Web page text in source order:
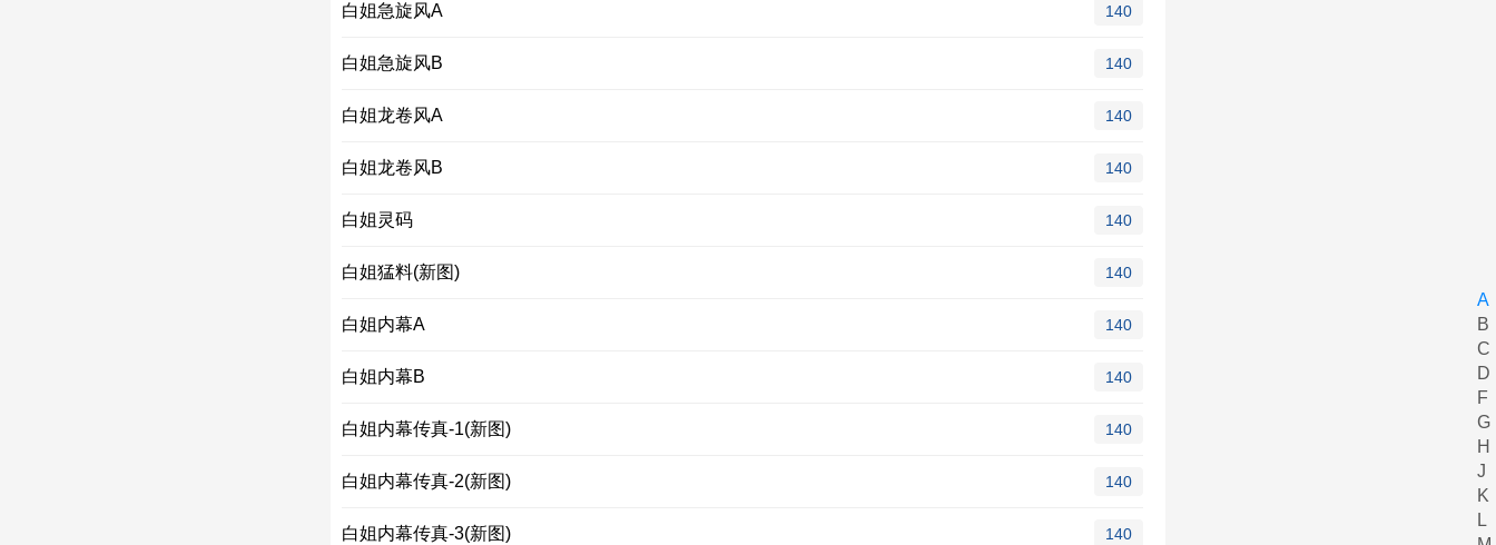
白姐急旋风A 140
白姐急旋风B 140
白姐龙卷风A 140
白姐龙卷风B 140
白姐灵码 140
白姐猛料(新图) 140
白姐内幕A 140
白姐内幕B 140
白姐内幕传真-1(新图) 140
白姐内幕传真-2(新图) 140
白姐内幕传真-3(新图) 140
A
B
C
D
F
G
H
J
K
L